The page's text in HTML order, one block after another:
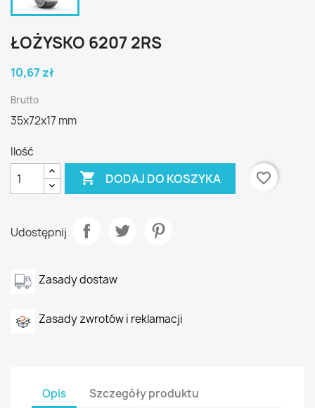
ŁOŻYSKO 6207 2RS
10,67 zł
Brutto
35x72x17 mm
Ilość
 DODAJ DO KOSZYKA favorite_border
Udostępnij
Zasady dostaw
Zasady zwrotów i reklamacji
Opis Szczegóły produktu